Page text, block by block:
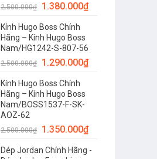
2.500.000₫ 1.380.000₫
Kính Hugo Boss Chính
Hãng – Kính Hugo Boss
Nam/HG1242-S-807-56
2.500.000₫ 1.290.000₫
Kính Hugo Boss Chính
Hãng – Kính Hugo Boss
Nam/BOSS1537-F-SK-
AOZ-62
2.500.000₫ 1.350.000₫
Dép Jordan Chính Hãng -